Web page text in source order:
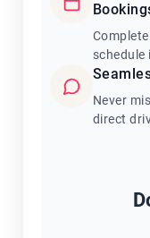
schedule
Never
direct